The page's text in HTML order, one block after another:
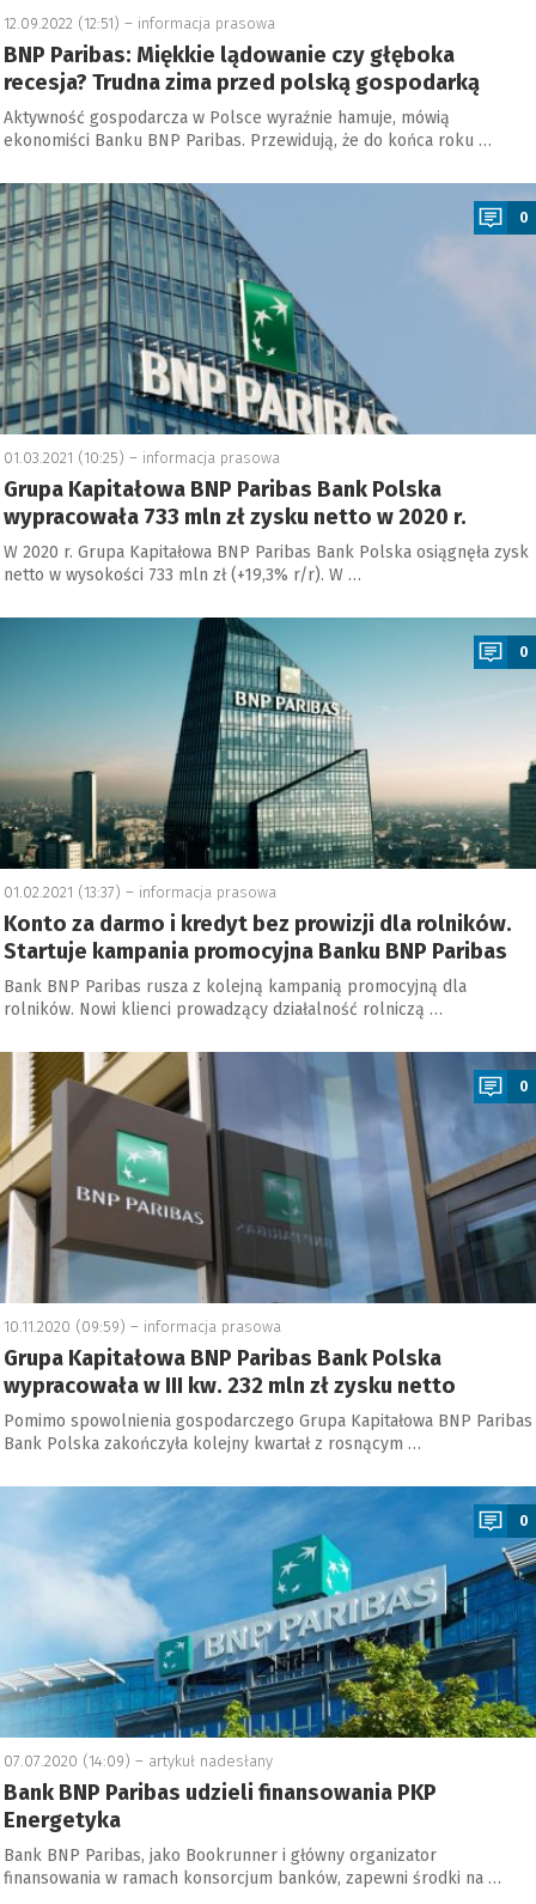
12.09.2022 (12:51) – informacja prasowa
BNP Paribas: Miękkie lądowanie czy głęboka
recesja? Trudna zima przed polską gospodarką
Aktywność gospodarcza w Polsce wyraźnie hamuje, mówią
ekonomiści Banku BNP Paribas. Przewidują, że do końca roku …
0
01.03.2021 (10:25) – informacja prasowa
Grupa Kapitałowa BNP Paribas Bank Polska
wypracowała 733 mln zł zysku netto w 2020 r.
W 2020 r. Grupa Kapitałowa BNP Paribas Bank Polska osiągnęła zysk
netto w wysokości 733 mln zł (+19,3% r/r). W …
0
01.02.2021 (13:37) – informacja prasowa
Konto za darmo i kredyt bez prowizji dla rolników.
Startuje kampania promocyjna Banku BNP Paribas
Bank BNP Paribas rusza z kolejną kampanią promocyjną dla
rolników. Nowi klienci prowadzący działalność rolniczą …
0
10.11.2020 (09:59) – informacja prasowa
Grupa Kapitałowa BNP Paribas Bank Polska
wypracowała w III kw. 232 mln zł zysku netto
Pomimo spowolnienia gospodarczego Grupa Kapitałowa BNP Paribas
Bank Polska zakończyła kolejny kwartał z rosnącym …
0
07.07.2020 (14:09) – artykuł nadesłany
Bank BNP Paribas udzieli finansowania PKP
Energetyka
Bank BNP Paribas, jako Bookrunner i główny organizator
finansowania w ramach konsorcjum banków, zapewni środki na …